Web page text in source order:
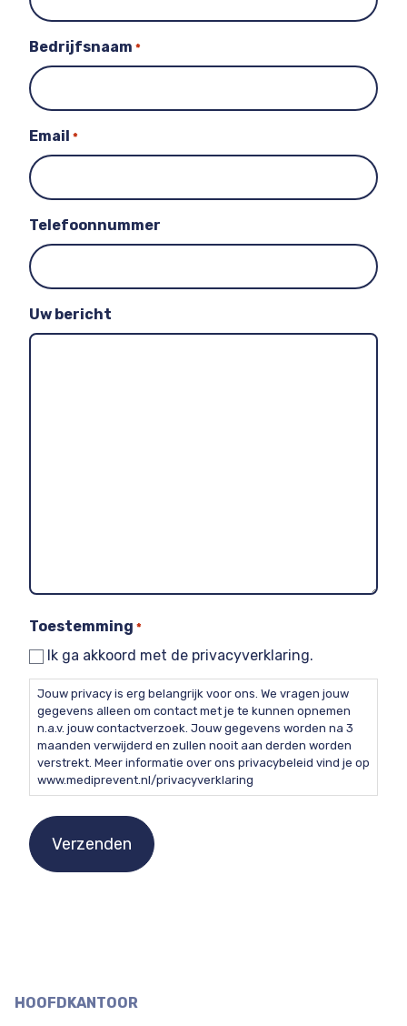
Bedrijfsnaam *
Email *
Telefoonnummer
Uw bericht
Toestemming *
Ik ga akkoord met de privacyverklaring.
Jouw privacy is erg belangrijk voor ons. We vragen jouw
gegevens alleen om contact met je te kunnen opnemen
n.a.v. jouw contactverzoek. Jouw gegevens worden na 3
maanden verwijderd en zullen nooit aan derden worden
verstrekt. Meer informatie over ons privacybeleid vind je op
www.mediprevent.nl/privacyverklaring
HOOFDKANTOOR